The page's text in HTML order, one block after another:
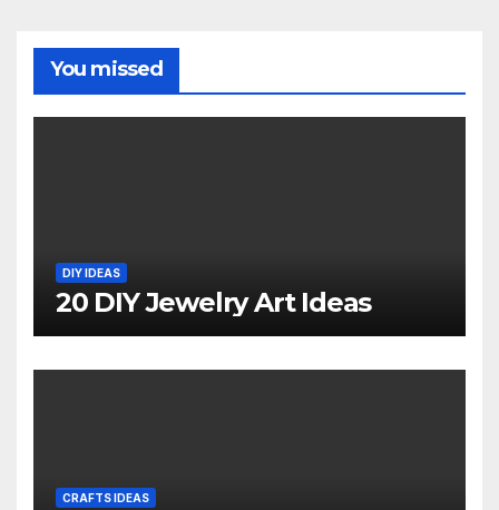
You missed
DIY IDEAS
20 DIY Jewelry Art Ideas
CRAFTS IDEAS